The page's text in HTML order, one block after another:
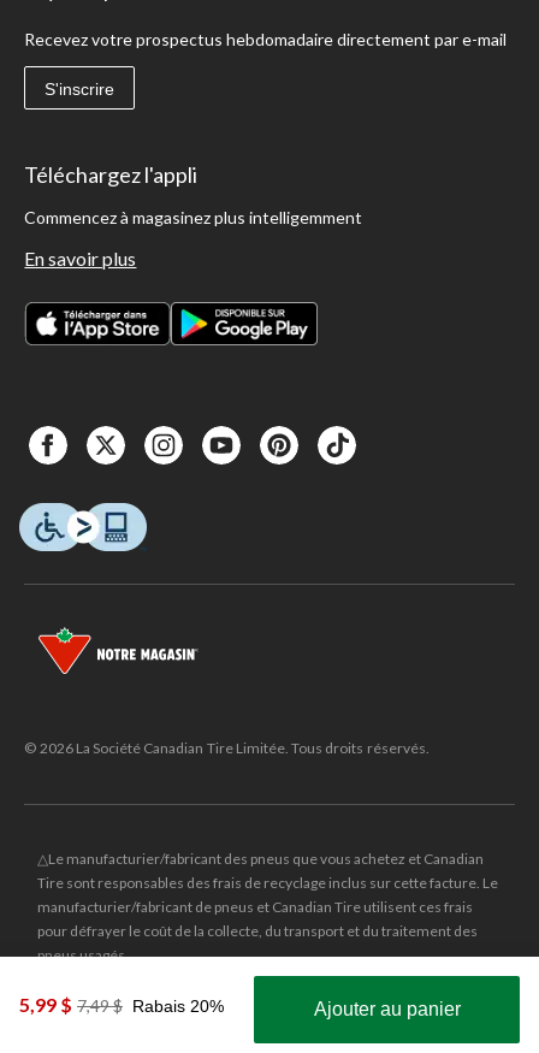
5,99 $ 7,49 $prixRabais 20% Ajouter au panier
Obtenez les plus récentes offres!
Recevez votre prospectus hebdomadaire directement par e-mail
S'inscrire
Téléchargez l'appli
Commencez à magasinez plus intelligemment
En savoir plus
© 2026 La Société Canadian Tire Limitée. Tous droits réservés.
△Le manufacturier/fabricant des pneus que vous achetez et Canadian
Tire sont responsables des frais de recyclage inclus sur cette facture. Le
manufacturier/fabricant de pneus et Canadian Tire utilisent ces frais
pour défrayer le coût de la collecte, du transport et du traitement des
pneus usagés.
et le logo du triangle CANADIAN TIRE sont des
marques de commerce déposées de la Société Canadian Tire Limitée.